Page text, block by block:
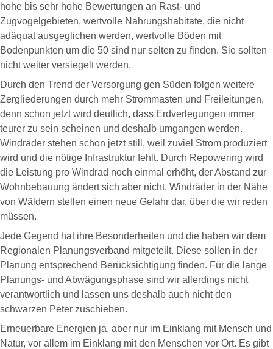
hohe bis sehr hohe Bewertungen an Rast- und
Zugvogelgebieten, wertvolle Nahrungshabitate, die nicht
adäquat ausgeglichen werden, wertvolle Böden mit
Bodenpunkten um die 50 sind nur selten zu finden. Sie sollten
nicht weiter versiegelt werden.
Durch den Trend der Versorgung gen Süden folgen weitere
Zergliederungen durch mehr Strommasten und Freileitungen,
denn schon jetzt wird deutlich, dass Erdverlegungen immer
teurer zu sein scheinen und deshalb umgangen werden.
Windräder stehen schon jetzt still, weil zuviel Strom produziert
wird und die nötige Infrastruktur fehlt. Durch Repowering wird
die Leistung pro Windrad noch einmal erhöht, der Abstand zur
Wohnbebauung ändert sich aber nicht. Windräder in der Nähe
von Wäldern stellen einen neue Gefahr dar, über die wir reden
müssen.
Jede Gegend hat ihre Besonderheiten und die haben wir dem
Regionalen Planungsverband mitgeteilt. Diese sollen in der
Planung entsprechend Berücksichtigung finden. Für die lange
Planungs- und Abwägungsphase sind wir allerdings nicht
verantwortlich und lassen uns deshalb auch nicht den
schwarzen Peter zuschieben.
Erneuerbare Energien ja, aber nur im Einklang mit Mensch und
Natur, vor allem im Einklang mit den Menschen vor Ort. Es gibt